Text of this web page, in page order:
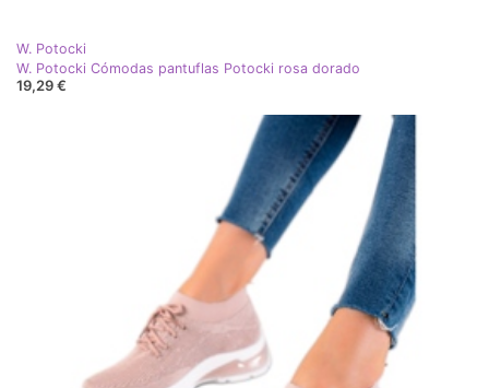
W. Potocki
W. Potocki Cómodas pantuflas Potocki rosa dorado
19,29 €